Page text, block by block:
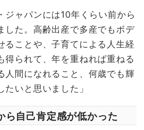
ジャパンには10年くらい前から
した。高齢出産で多産でもボデ
ることや、子育てによる人生経
得られて、年を重ねれば重ねる
人間になれること、何歳でも輝
たいと思いました」
ら自己肯定感が低かった